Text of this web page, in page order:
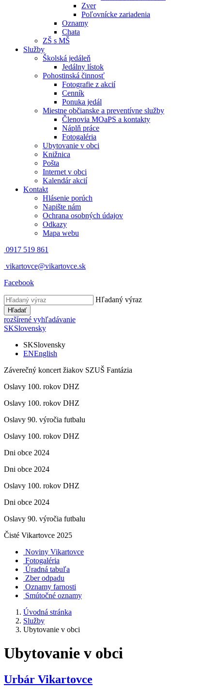
Zver
Poľovnícke zariadenia
Oznamy
Chata
ZŠ s MŠ
Služby
Školská jedáleň
Jedálny lístok
Pohostinská činnosť
Fotografie z akcií
Cenník
Ponuka jedál
Miestne občianske a preventívne služby
Členovia MOaPS a kontakty
Náplň práce
Fotogaléria
Ubytovanie v obci
Knižnica
Pošta
Internet v obci
Kalendár akcií
Kontakt
Hlásenie porúch
Napište nám
Ochrana osobných údajov
Odkazy
Mapa webu
0917 519 861
vikartovce@vikartovce.sk
Facebook
Hľadaný výraz
Hľadať
rozšírené vyhľadávanie
SKSlovensky
SKSlovensky
ENEnglish
Záverečný koncert žiakov SZUŠ Fantázia
Oslavy 100. rokov DHZ
Oslavy 100. rokov DHZ
Oslavy 90. výročia futbalu
Oslavy 100. rokov DHZ
Dni obce 2024
Dni obce 2024
Oslavy 100. rokov DHZ
Dni obce 2024
Oslavy 90. výročia futbalu
Čisté Vikartovce 2025
Noviny Vikartovce
Fotogaléria
Úradná tabuľa
Zber odpadu
Oznamy farnosti
Smútočné oznamy
Úvodná stránka
Služby
Ubytovanie v obci
Ubytovanie v obci
Urbár Vikartovce